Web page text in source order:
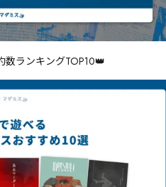
数ランキングTOP10👑